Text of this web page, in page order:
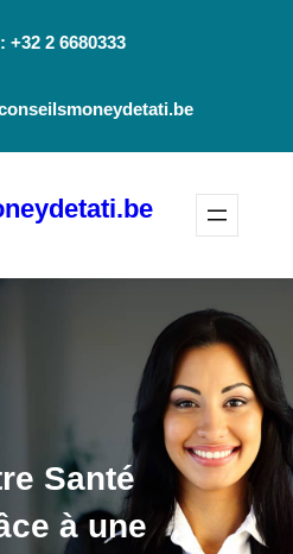
+32 2 6680333
Santé
à une